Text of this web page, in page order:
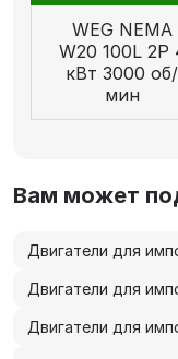
WEG NEMA
W20 100L 2P
кВт 3000 об/
мин
Вам может
Двигатели для
Двигатели для
Двигатели для